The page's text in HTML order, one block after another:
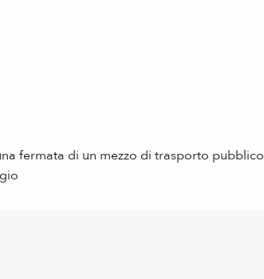
fermata di un mezzo di trasporto pubblico